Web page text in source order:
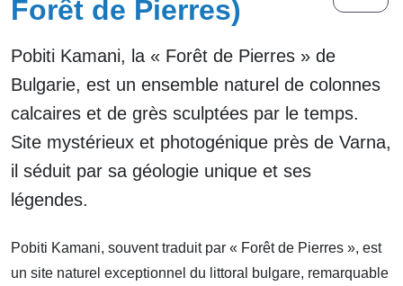
Forêt de Pierres)
Pobiti Kamani, la « Forêt de Pierres » de
Bulgarie, est un ensemble naturel de colonnes
calcaires et de grès sculptées par le temps.
Site mystérieux et photogénique près de Varna,
il séduit par sa géologie unique et ses
légendes.
Pobiti Kamani, souvent traduit par « Forêt de Pierres », est
un site naturel exceptionnel du littoral bulgare, remarquable